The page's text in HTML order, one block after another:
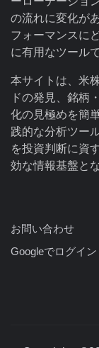
の流れに変化が
フォーマンスに
に有用なツールで
本サイトは、米
ドの発見、銘柄
化の見極めを簡
践的な分析ツー
を投資判断に資
効な情報基盤と
お問い合わせ
Googleでログイン